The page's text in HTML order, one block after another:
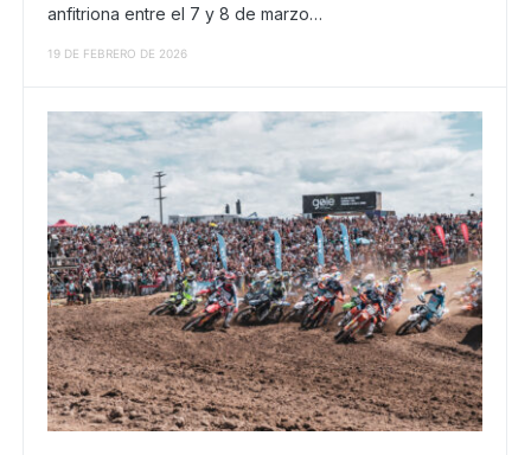
anfitriona entre el 7 y 8 de marzo…
19 DE FEBRERO DE 2026